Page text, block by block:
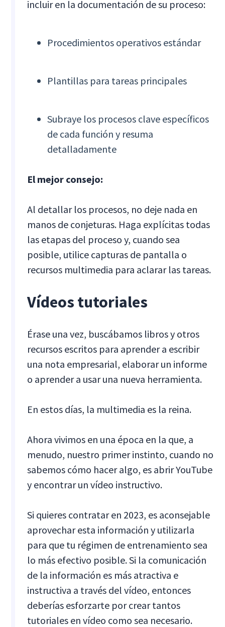
incluir en la documentación de su proceso:
Procedimientos operativos estándar
Plantillas para tareas principales
Subraye los procesos clave específicos
de cada función y resuma
detalladamente
El mejor consejo:
Al detallar los procesos, no deje nada en
manos de conjeturas. Haga explícitas todas
las etapas del proceso y, cuando sea
posible, utilice capturas de pantalla o
recursos multimedia para aclarar las tareas.
Vídeos tutoriales
Érase una vez, buscábamos libros y otros
recursos escritos para aprender a escribir
una nota empresarial, elaborar un informe
o aprender a usar una nueva herramienta.
En estos días, la multimedia es la reina.
Ahora vivimos en una época en la que, a
menudo, nuestro primer instinto, cuando no
sabemos cómo hacer algo, es abrir YouTube
y encontrar un vídeo instructivo.
Si quieres contratar en 2023, es aconsejable
aprovechar esta información y utilizarla
para que tu régimen de entrenamiento sea
lo más efectivo posible. Si la comunicación
de la información es más atractiva e
instructiva a través del vídeo, entonces
deberías esforzarte por crear tantos
tutoriales en vídeo como sea necesario.